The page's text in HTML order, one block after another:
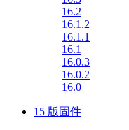
16.2
16.1.2
16.1.1
16.1
16.0.3
16.0.2
16.0
15 版固件